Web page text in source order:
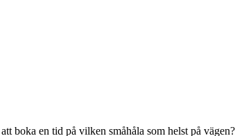
boka en tid på vilken småhåla som helst på